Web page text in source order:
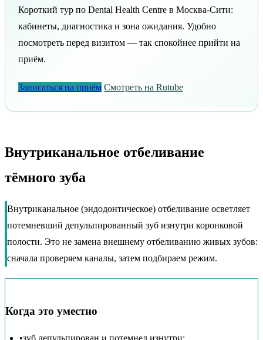
Короткий тур по Dental Health Centre в Москва-Сити:
кабинеты, диагностика и зона ожидания. Удобно
посмотреть перед визитом — так спокойнее прийти на
приём.
Записаться на приём Смотреть на Rutube
Внутриканальное отбеливание
тёмного зуба
Внутриканальное (эндодонтическое) отбеливание осветляет
потемневший депульпированный зуб изнутри коронковой
полости. Это не замена внешнему отбеливанию живых зубов:
сначала проверяем каналы, затем подбираем режим.
Когда это уместно
•зуб депульпирован и потемнел изнутри;